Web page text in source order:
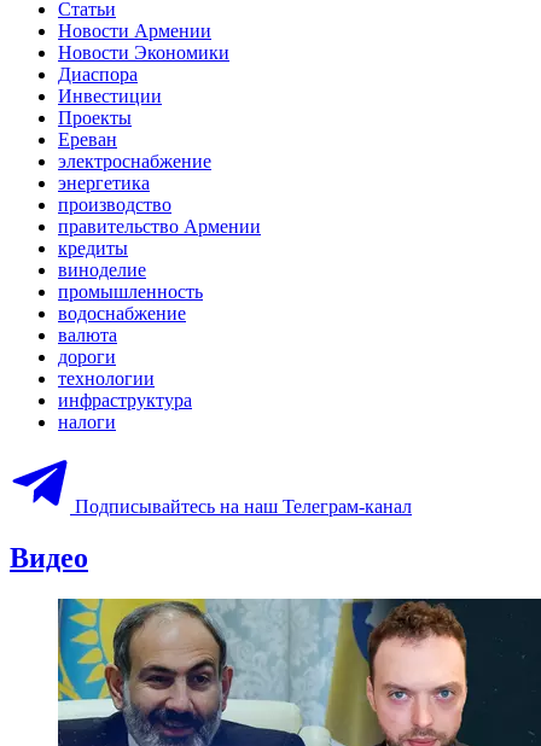
Статьи
Новости Армении
Новости Экономики
Диаспора
Инвестиции
Проекты
Ереван
электроснабжение
энергетика
производство
правительство Армении
кредиты
виноделие
промышленность
водоснабжение
валюта
дороги
технологии
инфраструктура
налоги
Подписывайтесь на наш Телеграм-канал
Видео